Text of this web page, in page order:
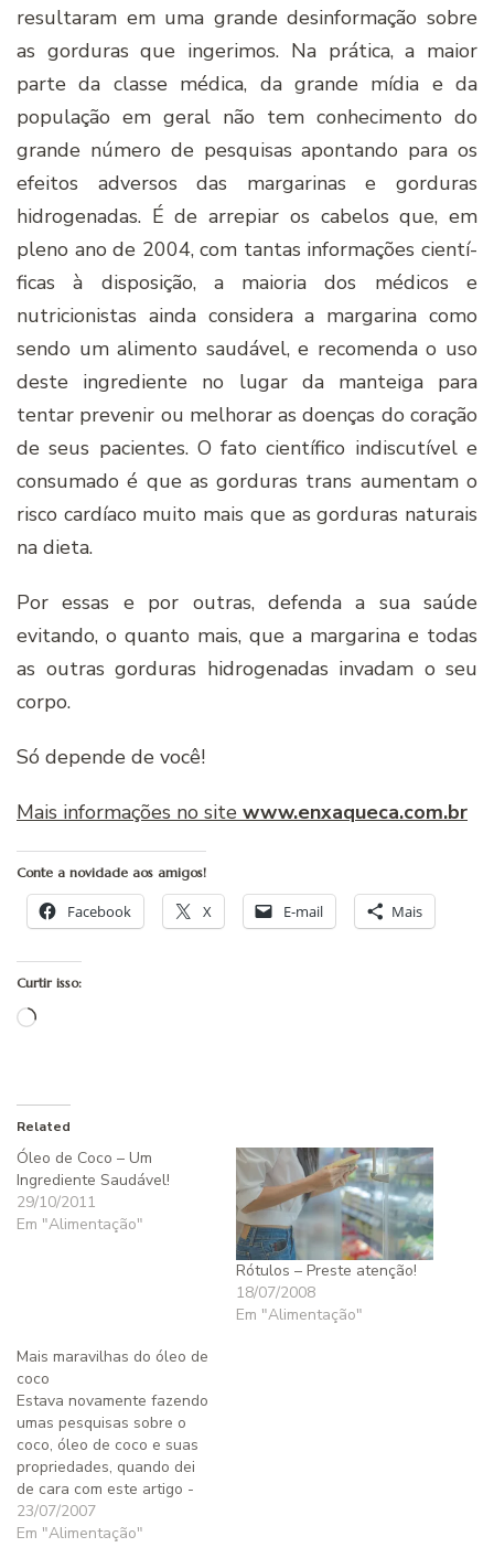
resultaram em uma grande desinformação sobre
as gorduras que ingerimos. Na prática, a maior
parte da classe médica, da grande mí­dia e da
população em geral não tem conhecimento do
grande número de pesquisas apontando para os
efeitos adversos das margarinas e gorduras
hidrogenadas. É de arrepiar os cabelos que, em
pleno ano de 2004, com tantas informações cientí­
ficas à disposição, a maioria dos médicos e
nutricionistas ainda considera a margarina como
sendo um alimento saudável, e recomenda o uso
deste ingrediente no lugar da manteiga para
tentar prevenir ou melhorar as doenças do coração
de seus pacientes. O fato cientí­fico indiscutí­vel e
consumado é que as gorduras trans aumentam o
risco cardí­aco muito mais que as gorduras naturais
na dieta.
Por essas e por outras, defenda a sua saúde
evitando, o quanto mais, que a margarina e todas
as outras gorduras hidrogenadas invadam o seu
corpo.
Só depende de você!
Mais informações no site www.enxaqueca.com.br
Conte a novidade aos amigos!
Facebook X E-mail Mais
Curtir isso:
Carregando...
Related
Óleo de Coco – Um
Ingrediente Saudável!
29/10/2011
Em "Alimentação"
Rótulos – Preste atenção!
18/07/2008
Em "Alimentação"
Mais maravilhas do óleo de
coco
Estava novamente fazendo
umas pesquisas sobre o
coco, óleo de coco e suas
propriedades, quando dei
de cara com este artigo -
do qual irei transcrever
apenas o trecho
23/07/2007
Em "Alimentação"